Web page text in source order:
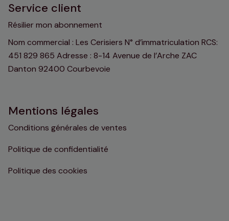
Service client
Résilier mon abonnement
Nom commercial : Les Cerisiers N° d’immatriculation RCS:
451 829 865 Adresse : 8-14 Avenue de l’Arche ZAC
Danton 92400 Courbevoie
Mentions légales
Conditions générales de ventes
Politique de confidentialité
Politique des cookies